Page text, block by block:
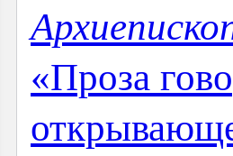
«Проза